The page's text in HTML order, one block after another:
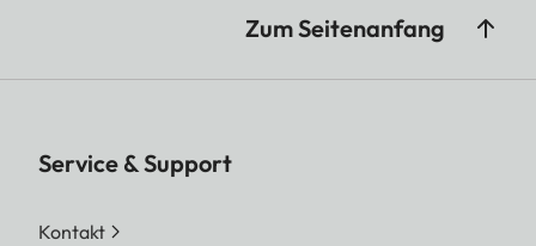
Zum Seitenanfang
Service & Support
Kontakt